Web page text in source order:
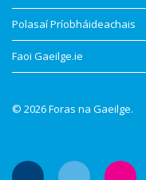
Polasaí Príobháideachais
Faoi Gaeilge.ie
© 2026 Foras na Gaeilge.